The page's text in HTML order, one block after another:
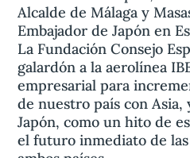
Alcalde de Málaga y
Embajador de Japón en
La Fundación Consejo
galardón a la aerolínea
empresarial para
de nuestro país con
Japón, como un hito de
el futuro inmediato de